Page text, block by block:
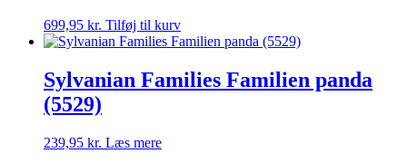
699,95 kr. Tilføj til kurv
Sylvanian Families Familien panda
(5529)
239,95 kr. Læs mere